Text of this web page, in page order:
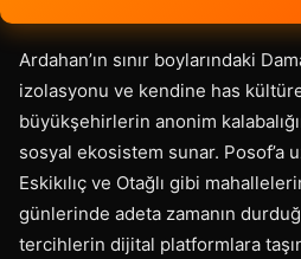
Ardahan’ın sınır boylarındaki
izolasyonu ve kendine has
büyükşehirlerin anonim
sosyal ekosistem sunar. Posof’a
Eskikılıç ve Otağlı gibi
günlerinde adeta zamanın
tercihlerin dijital platformlara